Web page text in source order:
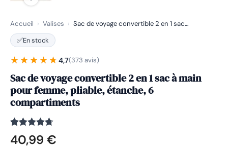
Accueil › Valises › Sac de voyage convertible 2 en 1 sac…
✅En stock
★★★★★
★★★★★ 4,7(373 avis)
Sac de voyage convertible 2 en 1 sac à main
pour femme, pliable, étanche, 6
compartiments
Noté
4.7
sur 5
373
40,99 €